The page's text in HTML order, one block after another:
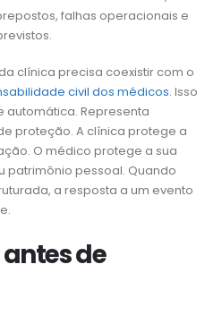
falhas operacionais e
clínica precisa coexistir com o
civil dos médicos. Isso
Representa
proteção. A clínica protege a
O médico protege a sua
patrimônio pessoal. Quando
a resposta a um evento
de